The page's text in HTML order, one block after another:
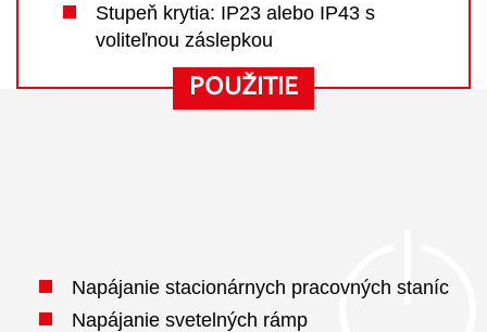
Stupeň krytia: IP23 alebo IP43 s
voliteľnou záslepkou
POUŽITIE
Napájanie stacionárnych pracovných staníc
Napájanie svetelných rámp